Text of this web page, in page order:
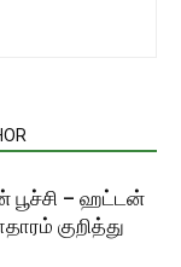
பூச்சி – ஹட்டன்
குறித்து